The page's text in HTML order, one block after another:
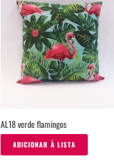
AL18 verde flamingos
ADICIONAR À LISTA